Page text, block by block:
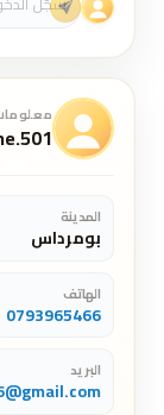
المدينة
بومرداس
الهاتف
0793965466
البريد